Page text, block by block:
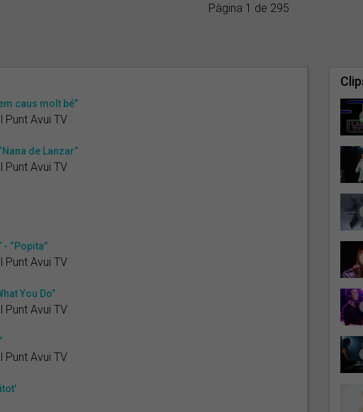
Pàgina 1 de 295
caus molt bé”
Punt Avui TV
de Lanzar”
Punt Avui TV
- “Popita”
Punt Avui TV
You Do”
Punt Avui TV
Punt Avui TV